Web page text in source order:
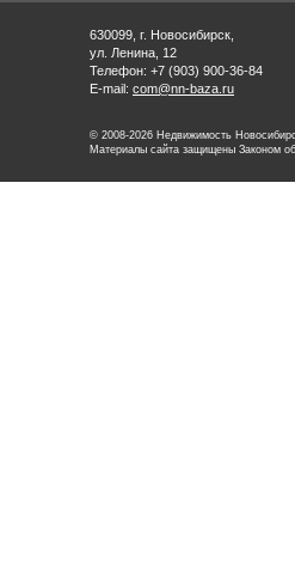
630099, г. Новосибирск,
ул. Ленина, 12
Телефон: +7 (903) 900-36-84
E-mail: com@nn-baza.ru
© 2008-2026 Недвижимость
Материалы сайта защищены Законом